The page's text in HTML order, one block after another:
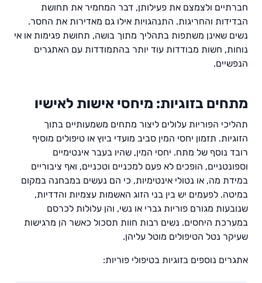
חברתיים ולצמצם את פעילותן, דבר המחמיר את תחושת
הבדידות והחריגות. התנהגויות אילו גם מאדירות את החסר.
נשים שאינן משתפות בתהליך מתוך בושה, תחושת פגימות או אי
נוחות, חשות מבודדות עוד יותר בהתמודדות עם האתגרים
הנפשיים.
מתחים בזוגיות: מיחסי אישות לאישיו
תהליכי הפוריות עלולים ליצור מתחים משמעותיים בתוך
הזוגיות. תזמון יחסי המין סביב מועדי ביוץ או טיפולים מוסיף
רובד נוסף של מתח. יחסי המין, שהיו בעבר אינטימיים
וספונטניים, הופכים לא פעם למכניים וטכניים, ואף ציבוריים
במידת מה, או נטולי אינטימיות, כי הם נעשים במבחנה במקום
במיטה. לפעמים יש בין בני הזוג האשמות עצמיות והדדיות,
שנובעות מגורם פוריות גברי או נשי, והן עלולות לכרסם
במערכת היחסים. נשים רבות חוות תסכול כאשר הן מרגישות
שעיקר נטל הטיפולים מוטל עליהן.
אתגרים נוספים בזוגיות בטיפולי פוריות: